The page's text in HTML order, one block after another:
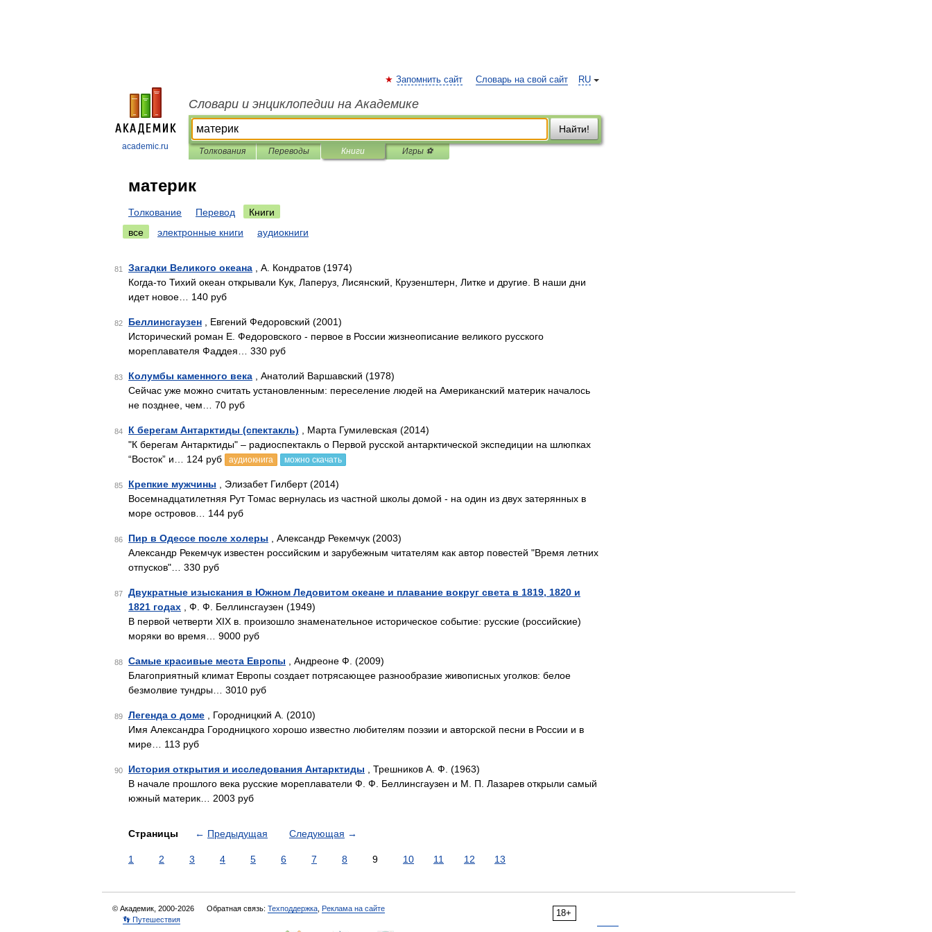
academic.ru
RU
Запомнить сайт Словарь на свой сайт
Словари и энциклопедии на Академике
Найти!
Толкования Переводы Книги Игры ⚽
материк
Толкование Перевод
Книги
все
электронные книги аудиокниги
81 Загадки Великого океана , А. Кондратов (1974)
Когда-то Тихий океан открывали Кук, Лаперуз, Лисянский, Крузенштерн, Литке и другие. В наши дни
идет новое… 140 руб
82 Беллинсгаузен , Евгений Федоровский (2001)
Исторический роман Е. Федоровского - первое в России жизнеописание великого русского
мореплавателя Фаддея… 330 руб
83 Колумбы каменного века , Анатолий Варшавский (1978)
Сейчас уже можно считать установленным: переселение людей на Американский материк началось
не позднее, чем… 70 руб
84 К берегам Антарктиды (спектакль) , Марта Гумилевская (2014)
"К берегам Антарктиды" – радиоспектакль о Первой русской антарктической экспедиции на шлюпках
“Восток” и… 124 руб
аудиокнига можно скачать
85 Крепкие мужчины , Элизабет Гилберт (2014)
Восемнадцатилетняя Рут Томас вернулась из частной школы домой - на один из двух затерянных в
море островов… 144 руб
86 Пир в Одессе после холеры , Александр Рекемчук (2003)
Александр Рекемчук известен российским и зарубежным читателям как автор повестей "Время летних
отпусков"… 330 руб
87
Двукратные изыскания в Южном Ледовитом океане и плавание вокруг света в 1819, 1820 и
1821 годах , Ф. Ф. Беллинсгаузен (1949)
В первой четверти XIX в. произошло знаменательное историческое событие: русские (российские)
моряки во время… 9000 руб
88 Самые красивые места Европы , Андреоне Ф. (2009)
Благоприятный климат Европы создает потрясающее разнообразие живописных уголков: белое
безмолвие тундры… 3010 руб
89 Легенда о доме , Городницкий А. (2010)
Имя Александра Городницкого хорошо известно любителям поэзии и авторской песни в России и в
мире… 113 руб
90 История открытия и исследования Антарктиды , Трешников А. Ф. (1963)
В начале прошлого века русские мореплаватели Ф. Ф. Беллинсгаузен и М. П. Лазарев открыли самый
южный материк… 2003 руб
Страницы ← Предыдущая Следующая →
1 2 3 4 5 6 7 8 9 10 11 12 13
18+
© Академик, 2000-2026 Обратная связь: Техподдержка Реклама на сайте
👣 Путешествия